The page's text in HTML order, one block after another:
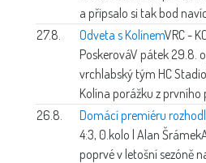
a připsalo si tak bod
27.8.
Odveta s KolínemVRC -
PoskerováV pátek 29.8.
vrchlabský tým HC
Kolína porážku z prvního
26.8.
Domácí premiéru
4:3, 0.kolo | Alan Šrámek
poprvé v letošní sezóně